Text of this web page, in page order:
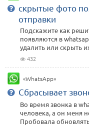
скрытые фото
отправки
Подскажите как
появляются в
удалить или скрыть
432
«WhatsApp»
Сбрасывает
Во время звонка в
человека, а он меня
Пробовала